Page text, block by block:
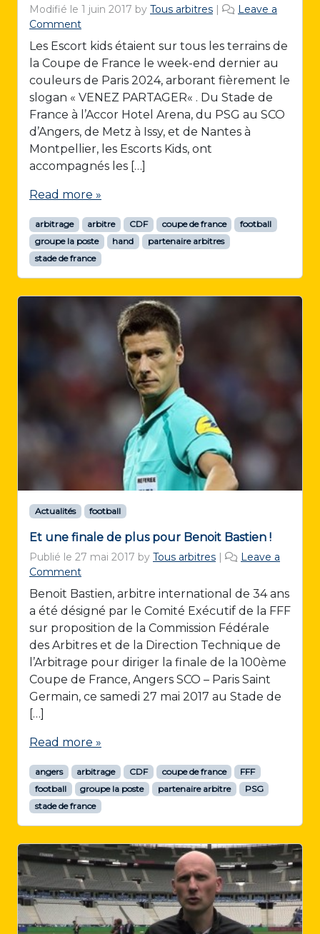
Modifié le 1 juin 2017 by Tous arbitres
Leave a
Comment
Les Escort kids étaient sur tous les terrains de
la Coupe de France le week-end dernier au
couleurs de Paris 2024, arborant fièrement le
slogan « VENEZ PARTAGER« . Du Stade de
France à l’Accor Hotel Arena, du PSG au SCO
d’Angers, de Metz à Issy, et de Nantes à
Montpellier, les Escorts Kids, ont
accompagnés les […]
Read more »
arbitrage arbitre CDF coupe de france
football
groupe la poste
hand
partenaire arbitres
stade de france
Actualités football
Et une finale de plus pour Benoit Bastien !
Publié le 27 mai 2017 by Tous arbitres |
Leave a
Comment
Benoit Bastien, arbitre international de 34 ans
a été désigné par le Comité Exécutif de la FFF
sur proposition de la Commission Fédérale
des Arbitres et de la Direction Technique de
l’Arbitrage pour diriger la finale de la 100ème
Coupe de France, Angers SCO – Paris Saint
Germain, ce samedi 27 mai 2017 au Stade de
[…]
Read more »
angers arbitrage CDF coupe de france
FFF
football
groupe la poste partenaire arbitre
PSG
stade de france